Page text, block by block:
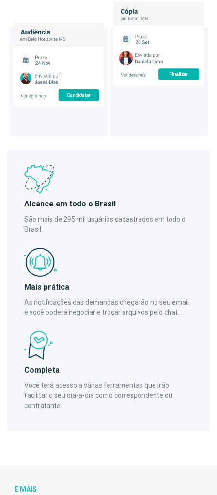
Alcance em todo o Brasil
São mais de 295 mil usuários cadastrados em todo o
Brasil.
Mais prática
As notificações das demandas chegarão no seu email
e você poderá negociar e trocar arquivos pelo chat.
Completa
Você terá acesso a várias ferramentas que irão
facilitar o seu dia-a-dia como correspondente ou
contratante.
E MAIS